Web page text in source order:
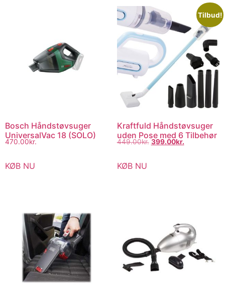
Bosch Håndstøvsuger
UniversalVac 18 (SOLO)
470.00kr.
KØB NU
Tilbud!
Kraftfuld Håndstøvsuger
uden Pose med 6 Tilbehør
449.00kr. 399.00kr.
KØB NU